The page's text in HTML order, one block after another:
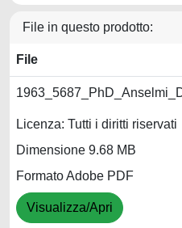
File in questo prodotto:
File
Licenza: Tutti i diritti riservati
Dimensione 9.68 MB
Formato Adobe PDF
Visualizza/Apri